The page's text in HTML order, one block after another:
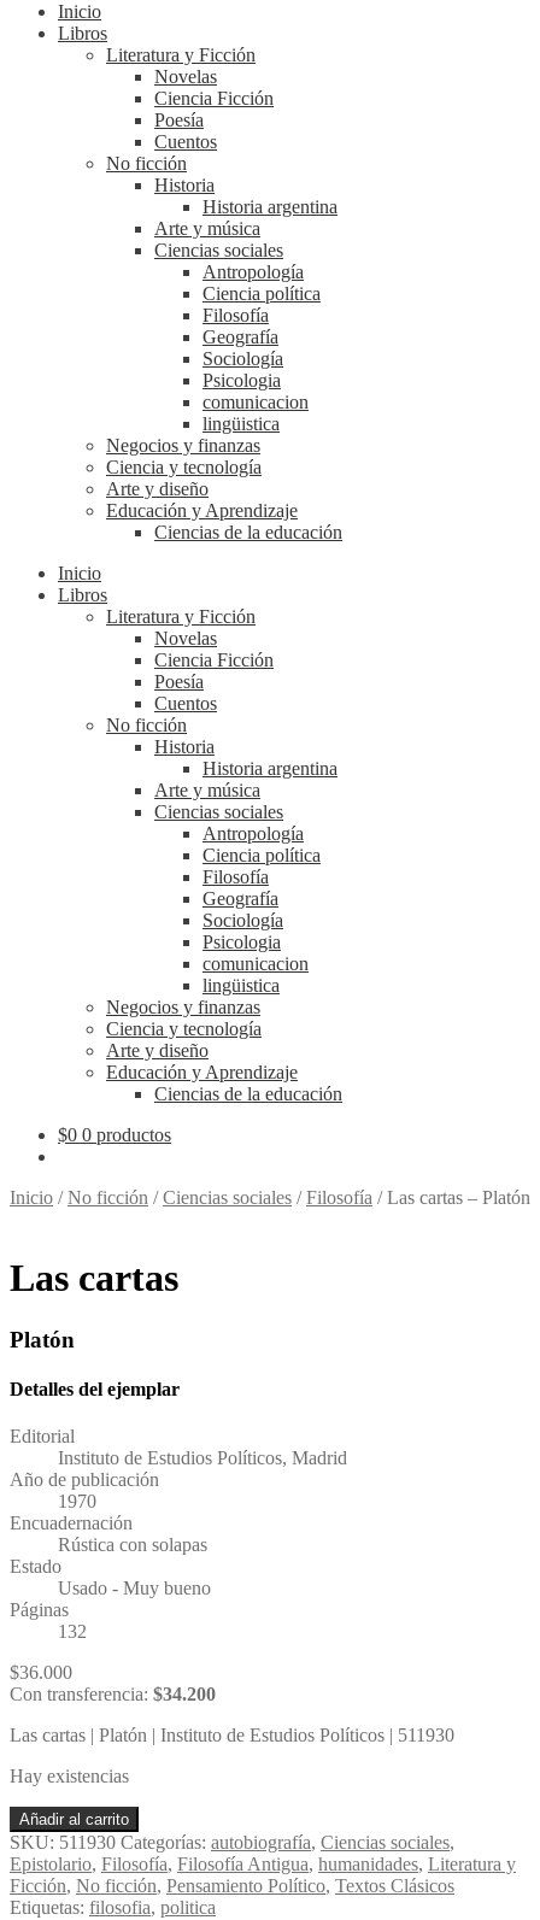
Inicio
Libros
Literatura y Ficción
Novelas
Ciencia Ficción
Poesía
Cuentos
No ficción
Historia
Historia argentina
Arte y música
Ciencias sociales
Antropología
Ciencia política
Filosofía
Geografía
Sociología
Psicologia
comunicacion
lingüistica
Negocios y finanzas
Ciencia y tecnología
Arte y diseño
Educación y Aprendizaje
Ciencias de la educación
Inicio
Libros
Literatura y Ficción
Novelas
Ciencia Ficción
Poesía
Cuentos
No ficción
Historia
Historia argentina
Arte y música
Ciencias sociales
Antropología
Ciencia política
Filosofía
Geografía
Sociología
Psicologia
comunicacion
lingüistica
Negocios y finanzas
Ciencia y tecnología
Arte y diseño
Educación y Aprendizaje
Ciencias de la educación
$0 0 productos
Inicio /No ficción /Ciencias sociales /Filosofía /Las cartas – Platón
Las cartas
Platón
Detalles del ejemplar
Editorial
Instituto de Estudios Políticos, Madrid
Año de publicación
1970
Encuadernación
Rústica con solapas
Estado
Usado - Muy bueno
Páginas
132
$36.000
Con transferencia: $34.200
Las cartas | Platón | Instituto de Estudios Políticos | 511930
Hay existencias
Las
cartas
-
Platón
cantidad
Añadir al carrito
SKU: 511930 Categorías: autobiografía, Ciencias sociales,
Epistolario, Filosofía, Filosofía Antigua, humanidades, Literatura y
Ficción, No ficción, Pensamiento Político, Textos Clásicos
Etiquetas: filosofia, politica